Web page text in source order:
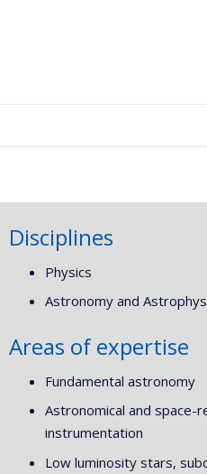
Disciplines
Physics
Astronomy and
Areas of expertise
Fundamental astronomy
Astronomical and space-
instrumentation
Low luminosity stars,